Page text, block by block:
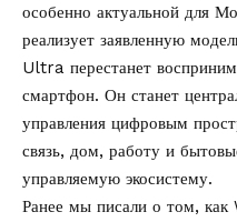
особенно актуальной для
реализует заявленную
Ultra перестанет
смартфон. Он станет
управления цифровым
связь, дом, работу и
управляемую экосистему.
Ранее мы писали о том, как